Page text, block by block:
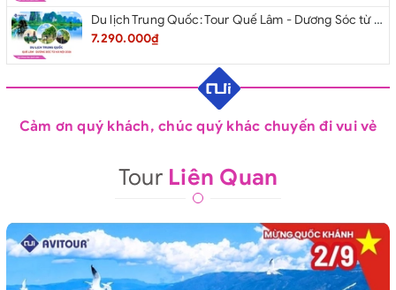
Du lịch Trung Quốc: Tour Quế Lâm - Dương Sóc từ Hà Nội 2026
7.290.000₫
Cảm ơn quý khách, chúc quý khác chuyến đi vui vẻ
Tour Liên Quan